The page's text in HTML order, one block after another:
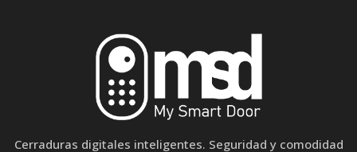
Cerraduras digitales inteligentes. Seguridad y comodidad